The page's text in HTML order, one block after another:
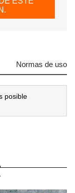
Normas de uso
posible